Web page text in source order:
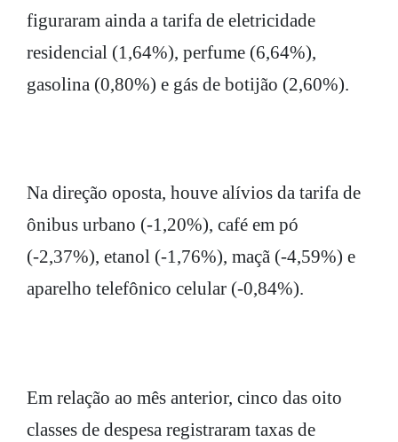
figuraram ainda a tarifa de eletricidade
residencial (1,64%), perfume (6,64%),
gasolina (0,80%) e gás de botijão (2,60%).
Na direção oposta, houve alívios da tarifa de
ônibus urbano (-1,20%), café em pó
(-2,37%), etanol (-1,76%), maçã (-4,59%) e
aparelho telefônico celular (-0,84%).
Em relação ao mês anterior, cinco das oito
classes de despesa registraram taxas de